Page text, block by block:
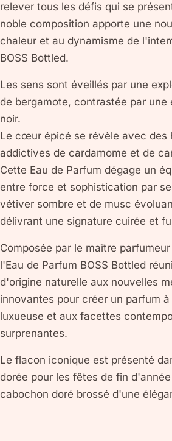
relever tous les défis qui se
noble composition apporte une
chaleur et au dynamisme de
BOSS Bottled.
Les sens sont éveillés par une
de bergamote, contrastée par une
noir.
Le cœur épicé se révèle avec des
addictives de cardamome et de
Cette Eau de Parfum dégage un
entre force et sophistication par
vétiver sombre et de musc
délivrant une signature cuirée et
Composée par le maître
l'Eau de Parfum BOSS Bottled
d'origine naturelle aux nouvelles
innovantes pour créer un parfum
luxueuse et aux facettes
surprenantes.
Le flacon iconique est présenté
dorée pour les fêtes de fin
cabochon doré brossé d'une